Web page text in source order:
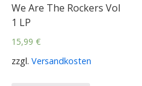
We Are The Rockers Vol
1 LP
15,99 €
zzgl. Versandkosten